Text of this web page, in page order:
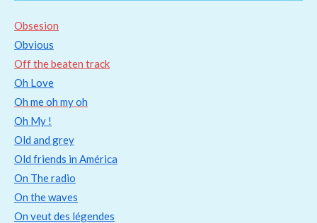
Obsesion
Obvious
Off the beaten track
Oh Love
Oh me oh my oh
Oh My !
Old and grey
Old friends in América
On The radio
On the waves
On veut des légendes